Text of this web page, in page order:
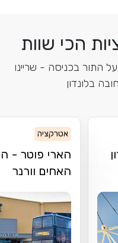
הכי שוות
התור בכניסה - שריינו
בלונדון
אטרקציה
הארי פוטר -
האחים וורנר